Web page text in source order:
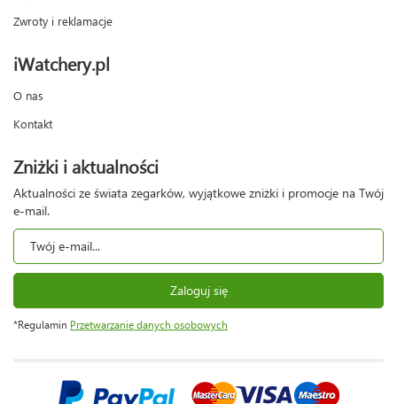
Zwroty i reklamacje
iWatchery.pl
O nas
Kontakt
Zniżki i aktualności
Aktualności ze świata zegarków, wyjątkowe zniżki i promocje na Twój
e-mail.
Zaloguj się
*Regulamin Przetwarzanie danych osobowych